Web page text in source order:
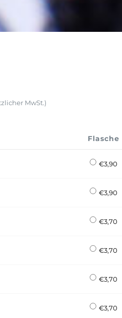
MwSt.)
Flasche
€3,90
€3,90
€3,70
€3,70
€3,70
€3,70